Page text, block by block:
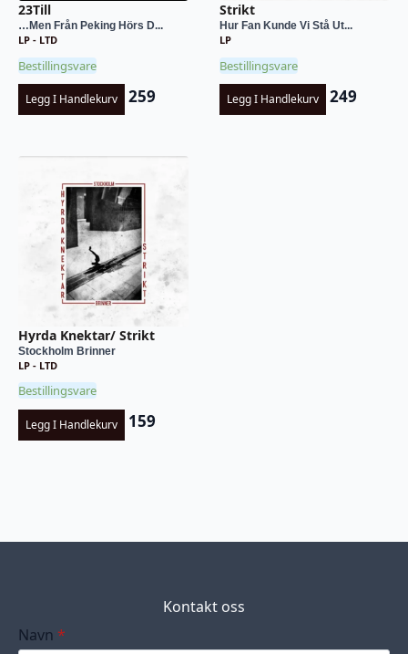
23Till
…Men Från Peking Hörs D...
LP - LTD
Bestillingsvare
Legg I Handlekurv 259
Strikt
Hur Fan Kunde Vi Stå Ut...
LP
Bestillingsvare
Legg I Handlekurv 249
Hyrda Knektar/ Strikt
Stockholm Brinner
LP - LTD
Bestillingsvare
Legg I Handlekurv 159
Kontakt oss
Navn *